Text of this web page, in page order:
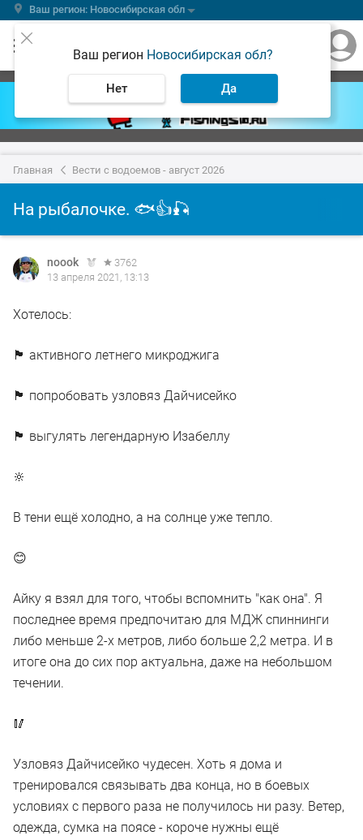
Ваш регион: Новосибирская обл
Ваш регион Новосибирская обл?
Нет Да
Главная Вести с водоемов - август 2026
На рыбалочке. 🐟👍🎣
noook
3762
13 апреля 2021, 13:13
Хотелось:
🏴 активного летнего микроджига
🏴 попробовать узловяз Дайчисейко
🏴 выгулять легендарную Изабеллу
🔆
В тени ещё холодно, а на солнце уже тепло.
😊
Айку я взял для того, чтобы вспомнить "как она". Я
последнее время предпочитаю для МДЖ спиннинги
либо меньше 2-х метров, либо больше 2,2 метра. И в
итоге она до сих пор актуальна, даже на небольшом
течении.
🥢
Узловяз Дайчисейко чудесен. Хоть я дома и
тренировался связывать два конца, но в боевых
условиях с первого раза не получилось ни разу. Ветер,
одежда, сумка на поясе - короче нужны ещё